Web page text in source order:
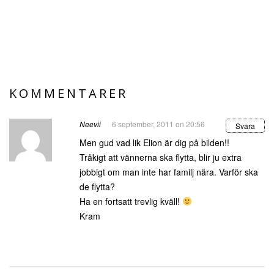
KOMMENTARER
Neevii 6 september, 2011 on 20:56 Svara
Men gud vad lik Elion är dig på bilden!!
Tråkigt att vännerna ska flytta, blir ju extra
jobbigt om man inte har familj nära. Varför ska
de flytta?
Ha en fortsatt trevlig kväll!
Kram